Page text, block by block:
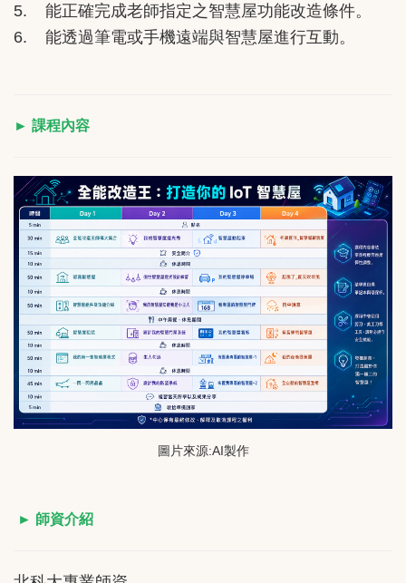
5. 能正確完成老師指定之智慧屋功能改造條件。
6. 能透過筆電或手機遠端與智慧屋進行互動。
► 課程內容
圖片來源:AI製作
► 師資介紹